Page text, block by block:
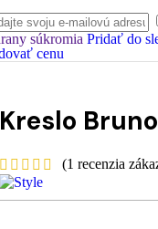
súkromia Pridať do
cenu
Kreslo Bruno
(1 recenzia